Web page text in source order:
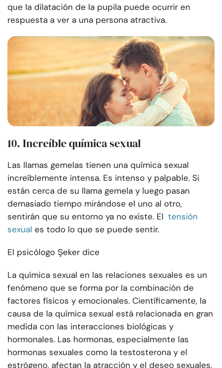
que la dilatación de la pupila puede ocurrir en
respuesta a ver a una persona atractiva.
10. Increíble química sexual
Las llamas gemelas tienen una química sexual
increíblemente intensa. Es intenso y palpable. Si
están cerca de su llama gemela y luego pasan
demasiado tiempo mirándose el uno al otro,
sentirán que su entorno ya no existe. El tensión
sexual es todo lo que se puede sentir.
El psicólogo Şeker dice
La química sexual en las relaciones sexuales es un
fenómeno que se forma por la combinación de
factores físicos y emocionales. Científicamente, la
causa de la química sexual está relacionada en gran
medida con las interacciones biológicas y
hormonales. Las hormonas, especialmente las
hormonas sexuales como la testosterona y el
estrógeno, afectan la atracción y el deseo sexuales.